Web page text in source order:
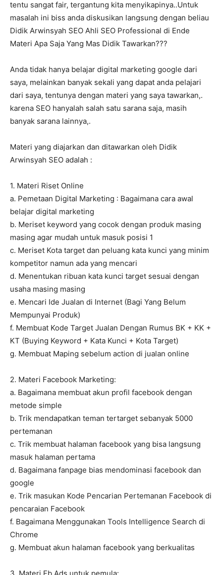
tentu sangat fair, tergantung kita menyikapinya..Untuk
masalah ini biss anda diskusikan langsung dengan beliau
Didik Arwinsyah SEO Ahli SEO Professional di Ende
Materi Apa Saja Yang Mas Didik Tawarkan???
Anda tidak hanya belajar digital marketing google dari
saya, melainkan banyak sekali yang dapat anda pelajari
dari saya, tentunya dengan materi yang saya tawarkan,.
karena SEO hanyalah salah satu sarana saja, masih
banyak sarana lainnya,.
Materi yang diajarkan dan ditawarkan oleh Didik
Arwinsyah SEO adalah :
1. Materi Riset Online
a. Pemetaan Digital Marketing : Bagaimana cara awal
belajar digital marketing
b. Meriset keyword yang cocok dengan produk masing
masing agar mudah untuk masuk posisi 1
c. Meriset Kota target dan peluang kata kunci yang minim
kompetitor namun ada yang mencari
d. Menentukan ribuan kata kunci target sesuai dengan
usaha masing masing
e. Mencari Ide Jualan di Internet (Bagi Yang Belum
Mempunyai Produk)
f. Membuat Kode Target Jualan Dengan Rumus BK + KK +
KT (Buying Keyword + Kata Kunci + Kota Target)
g. Membuat Maping sebelum action di jualan online
2. Materi Facebook Marketing:
a. Bagaimana membuat akun profil facebook dengan
metode simple
b. Trik mendapatkan teman tertarget sebanyak 5000
pertemanan
c. Trik membuat halaman facebook yang bisa langsung
masuk halaman pertama
d. Bagaimana fanpage bias mendominasi facebook dan
google
e. Trik masukan Kode Pencarian Pertemanan Facebook di
pencaraian Facebook
f. Bagaimana Menggunakan Tools Intelligence Search di
Chrome
g. Membuat akun halaman facebook yang berkualitas